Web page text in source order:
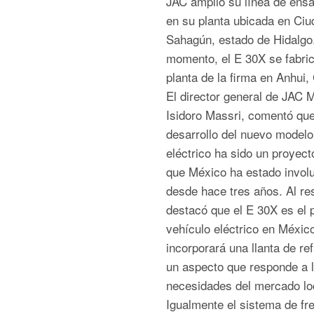
en su planta ubicada en
Sahagún, estado de
momento, el E 30X se
planta de la firma en Anhui,
El director general de JAC
Isidoro Massri, comentó
desarrollo del nuevo modelo
eléctrico ha sido un
que México ha estado
desde hace tres años. Al
destacó que el E 30X es el
vehículo eléctrico en
incorporará una llanta de
un aspecto que responde a
necesidades del mercado
Igualmente el sistema de